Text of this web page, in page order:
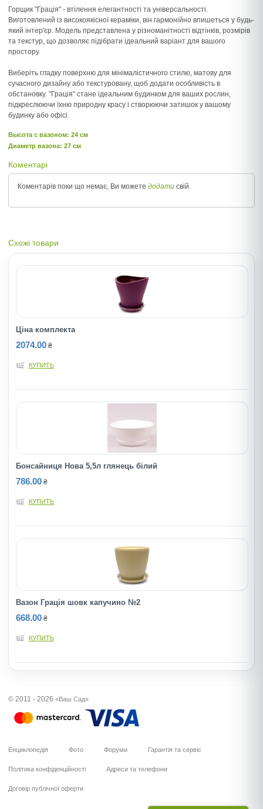
Горщик "Грація" - втілення елегантності та універсальності.
Виготовлений із високоякісної кераміки, він гармонійно впишеться у будь-
який інтер'єр. Модель представлена у різноманітності відтінків, розмірів
та текстур, що дозволяє підібрати ідеальний варіант для вашого
простору.
Виберіть гладку поверхню для мінімалістичного стилю, матову для
сучасного дизайну або текстуровану, щоб додати особливість в
обстановку. "Грація" стане ідеальним будинком для ваших рослин,
підкреслюючи їхню природну красу і створюючи затишок у вашому
будинку або офісі.
Высота c вазоном: 24 см
Диаметр вазона: 27 см
Коментарі
Коментарів поки що немає, Ви можете додати свій.
Схожі товари
Ціна комплекта
2074.00 ₴
КУПИТЬ
Бонсайниця Нова 5,5л глянець білий
786.00 ₴
КУПИТЬ
Вазон Грація шовк капучино №2
668.00 ₴
КУПИТЬ
© 2011 - 2026 «Ваш Сад»
Енциклопедія Фото Форуми Гарантія та сервіс
Політика конфіденційності Адреси та телефони
Договір публічної оферти